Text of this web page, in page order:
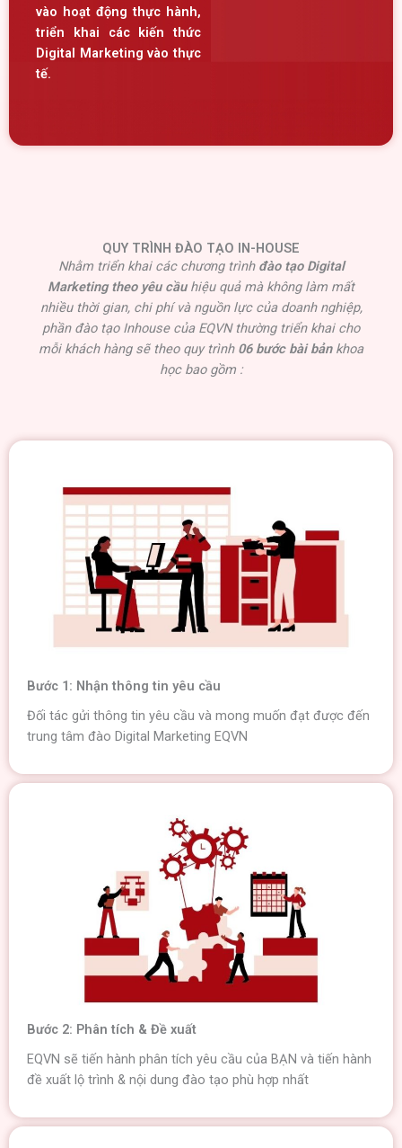
vào hoạt động thực hành,
triển khai các kiến thức
Digital Marketing vào thực
tế.
QUY TRÌNH ĐÀO TẠO IN-HOUSE
Nhằm triển khai các chương trình đào tạo Digital
Marketing theo yêu cầuhiệu quả mà không làm mất
nhiều thời gian, chi phí và nguồn lực của doanh nghiệp,
phần đào tạo Inhouse của EQVN thường triển khai cho
mỗi khách hàng sẽ theo quy trình06 bước bài bảnkhoa
học bao gồm :
Bước 1: Nhận thông tin yêu cầu
Đối tác gửi thông tin yêu cầu và mong muốn đạt được đến
trung tâm đào Digital Marketing EQVN
Bước 2: Phân tích & Đề xuất
EQVN sẽ tiến hành phân tích yêu cầu của BẠN và tiến hành
đề xuất lộ trình & nội dung đào tạo phù hợp nhất